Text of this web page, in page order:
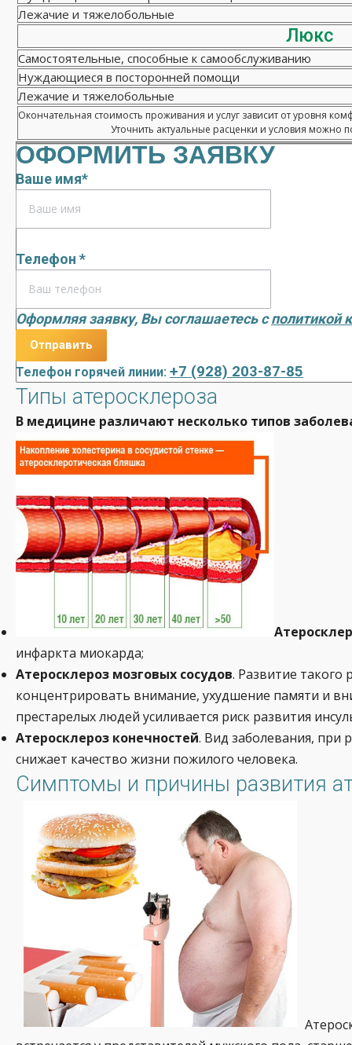
Лежачие и тяжелобольные
Люкс
Самостоятельные, способные к самообслуживанию
Нуждающиеся в посторонней помощи
Лежачие и тяжелобольные
Окончательная стоимость проживания и услуг зависит от уровня
Уточнить актуальные расценки и условия можно
ОФОРМИТЬ ЗАЯВКУ
Ваше имя*
Телефон *
Оформляя заявку, Вы соглашаетесь сполитикой
Телефон горячей линии: +7 (928) 203-87-85
Типы атеросклероза
В медицине различают несколько типов
инфаркта миокарда;
Атеросклероз мозговых сосудов. Развитие такого
концентрировать внимание, ухудшение памяти и
престарелых людей усиливается риск развития
Атеросклероз конечностей. Вид заболевания, при
снижает качество жизни пожилого человека.
Симптомы и причины развития